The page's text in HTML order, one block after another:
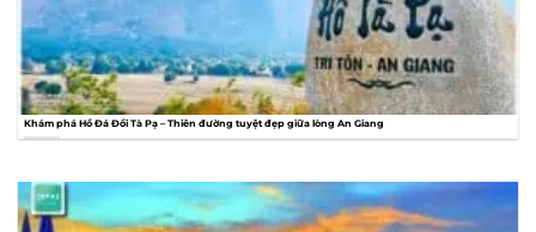
Khám phá Hồ Đá Đồi Tà Pạ – Thiên đường tuyệt đẹp giữa lòng An Giang